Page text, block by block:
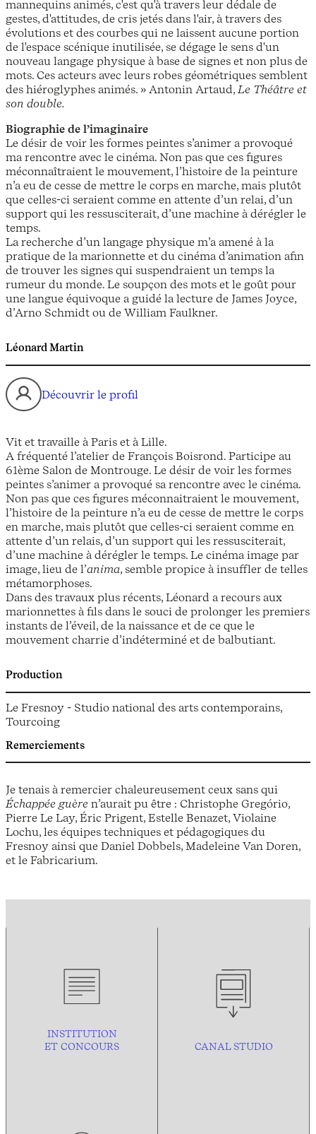
mannequins animés, c'est qu'à travers leur dédale de
gestes, d'attitudes, de cris jetés dans l'air, à travers des
évolutions et des courbes qui ne laissent aucune portion
de l'espace scénique inutilisée, se dégage le sens d'un
nouveau langage physique à base de signes et non plus de
mots. Ces acteurs avec leurs robes géométriques semblent
des hiéroglyphes animés. » Antonin Artaud, Le Théâtre et
son double.
Biographie de l’imaginaire
Le désir de voir les formes peintes s’animer a provoqué
ma rencontre avec le cinéma. Non pas que ces figures
méconnaîtraient le mouvement, l’histoire de la peinture
n’a eu de cesse de mettre le corps en marche, mais plutôt
que celles-ci seraient comme en attente d’un relai, d’un
support qui les ressusciterait, d’une machine à dérégler le
temps.
La recherche d’un langage physique m’a amené à la
pratique de la marionnette et du cinéma d’animation afin
de trouver les signes qui suspendraient un temps la
rumeur du monde. Le soupçon des mots et le goût pour
une langue équivoque a guidé la lecture de James Joyce,
d’Arno Schmidt ou de William Faulkner.
Léonard Martin
Découvrir le profil
Vit et travaille à Paris et à Lille.
A fréquenté l’atelier de François Boisrond. Participe au
61ème Salon de Montrouge. Le désir de voir les formes
peintes s’animer a provoqué sa rencontre avec le cinéma.
Non pas que ces figures méconnaitraient le mouvement,
l’histoire de la peinture n’a eu de cesse de mettre le corps
en marche, mais plutôt que celles-ci seraient comme en
attente d’un relais, d’un support qui les ressusciterait,
d’une machine à dérégler le temps. Le cinéma image par
image, lieu de l’anima, semble propice à insuffler de telles
métamorphoses.
Dans des travaux plus récents, Léonard a recours aux
marionnettes à fils dans le souci de prolonger les premiers
instants de l’éveil, de la naissance et de ce que le
mouvement charrie d’indéterminé et de balbutiant.
Production
Le Fresnoy - Studio national des arts contemporains,
Tourcoing
Remerciements
Je tenais à remercier chaleureusement ceux sans qui
Échappée guère n’aurait pu être : Christophe Gregório,
Pierre Le Lay, Éric Prigent, Estelle Benazet, Violaine
Lochu, les équipes techniques et pédagogiques du
Fresnoy ainsi que Daniel Dobbels, Madeleine Van Doren,
et le Fabricarium.
INSTITUTION
ET CONCOURS
CANAL STUDIO